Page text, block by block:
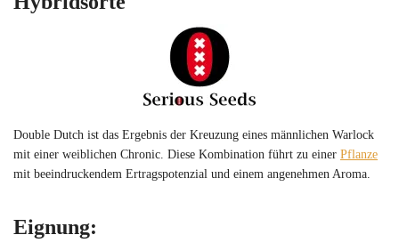
Double Dutch ist das Ergebnis der Kreuzung eines männlichen Warlock
mit einer weiblichen Chronic. Diese Kombination führt zu einer Pflanze
mit beeindruckendem Ertragspotenzial und einem angenehmen Aroma.
Eignung: